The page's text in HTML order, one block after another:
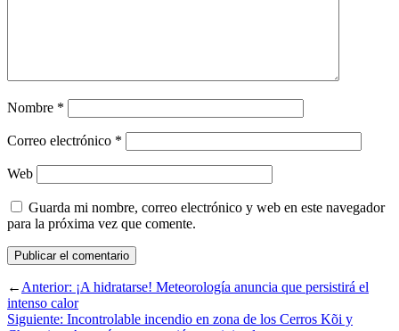
Nombre *
Correo electrónico *
Web
Guarda mi nombre, correo electrónico y web en este navegador
para la próxima vez que comente.
←Anterior: ¡A hidratarse! Meteorología anuncia que persistirá el
intenso calor
Siguiente: Incontrolable incendio en zona de los Cerros Kõi y